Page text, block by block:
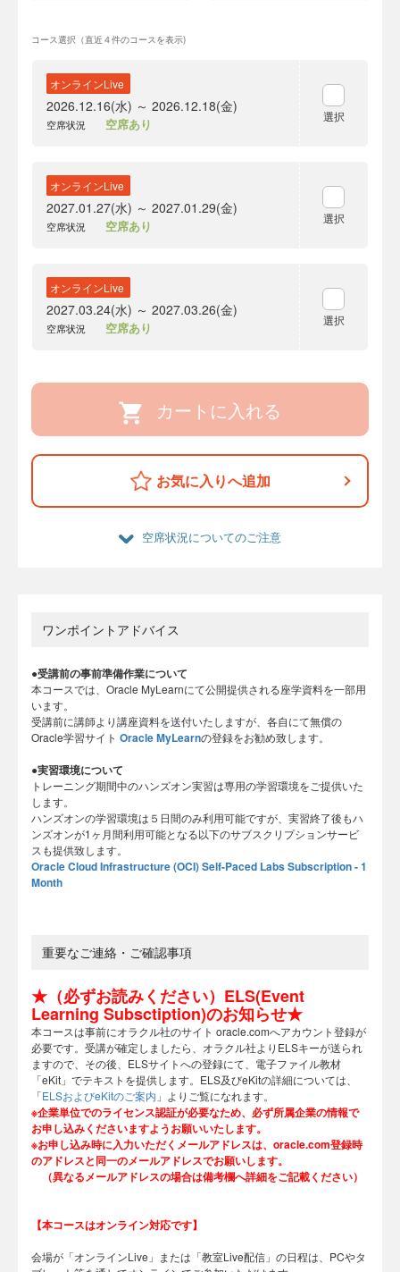
コース選択（直近４件のコースを表示)
オンラインLive
2026.12.16(水) ～ 2026.12.18(金)
空席状況 空席あり 選択
オンラインLive
2027.01.27(水) ～ 2027.01.29(金)
空席状況 空席あり 選択
オンラインLive
2027.03.24(水) ～ 2027.03.26(金)
空席状況 空席あり 選択
カートに入れる
お気に入りへ追加
空席状況についてのご注意
ワンポイントアドバイス
●受講前の事前準備作業について
本コースでは、Oracle MyLearnにて公開提供される座学資料を一部用
います。
受講前に講師より講座資料を送付いたしますが、各自にて無償の
Oracle学習サイト Oracle MyLearnの登録をお勧め致します。
●実習環境について
トレーニング期間中のハンズオン実習は専用の学習環境をご提供いた
します。
ハンズオンの学習環境は５日間のみ利用可能ですが、実習終了後もハ
ンズオンが1ヶ月間利用可能となる以下のサブスクリプションサービ
スも提供致します。
Oracle Cloud Infrastructure (OCI) Self-Paced Labs Subscription - 1
Month
重要なご連絡・ご確認事項
★（必ずお読みください）ELS(Event
Learning Subsctiption)のお知らせ★
本コースは事前にオラクル社のサイト oracle.comへアカウント登録が
必要です。受講が確定しましたら、オラクル社よりELSキーが送られ
ますので、その後、ELSサイトへの登録にて、電子ファイル教材
「eKit」でテキストを提供します。ELS及びeKitの詳細については、
「ELSおよびeKitのご案内 」よりご覧になれます。
※企業単位でのライセンス認証が必要なため、必ず所属企業の情報で
お申し込みくださいますようお願いいたします。
※お申し込み時に入力いただくメールアドレスは、oracle.com登録時
のアドレスと同一のメールアドレスでお願いします。
（異なるメールアドレスの場合は備考欄へ詳細をご記載ください）
【本コースはオンライン対応です】
会場が「オンラインLive」または「教室Live配信」の日程は、PCやタ